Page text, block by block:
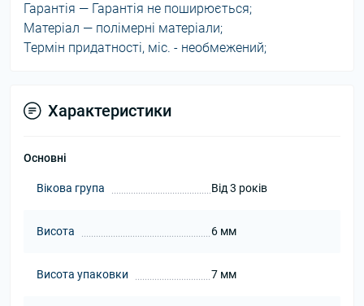
Гарантія — Гарантія не поширюється;
Матеріал — полімерні матеріали;
Термін придатності, міс. - необмежений;
Характеристики
Основні
Вікова група Від 3 років
Висота 6 мм
Висота упаковки 7 мм